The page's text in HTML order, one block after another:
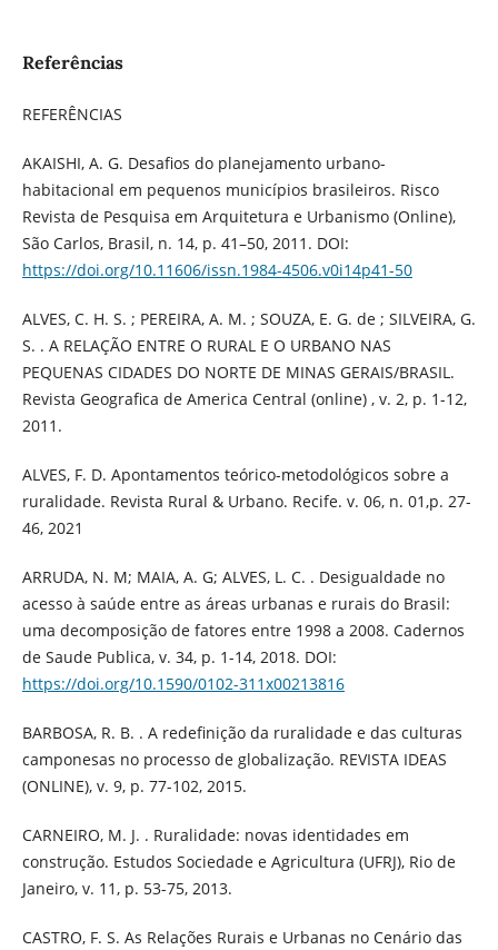
Referências
REFERÊNCIAS
AKAISHI, A. G. Desafios do planejamento urbano-
habitacional em pequenos municípios brasileiros. Risco
Revista de Pesquisa em Arquitetura e Urbanismo (Online),
São Carlos, Brasil, n. 14, p. 41–50, 2011. DOI:
https://doi.org/10.11606/issn.1984-4506.v0i14p41-50
ALVES, C. H. S. ; PEREIRA, A. M. ; SOUZA, E. G. de ; SILVEIRA, G.
S. . A RELAÇÃO ENTRE O RURAL E O URBANO NAS
PEQUENAS CIDADES DO NORTE DE MINAS GERAIS/BRASIL.
Revista Geografica de America Central (online) , v. 2, p. 1-12,
2011.
ALVES, F. D. Apontamentos teórico-metodológicos sobre a
ruralidade. Revista Rural & Urbano. Recife. v. 06, n. 01,p. 27-
46, 2021
ARRUDA, N. M; MAIA, A. G; ALVES, L. C. . Desigualdade no
acesso à saúde entre as áreas urbanas e rurais do Brasil:
uma decomposição de fatores entre 1998 a 2008. Cadernos
de Saude Publica, v. 34, p. 1-14, 2018. DOI:
https://doi.org/10.1590/0102-311x00213816
BARBOSA, R. B. . A redefinição da ruralidade e das culturas
camponesas no processo de globalização. REVISTA IDEAS
(ONLINE), v. 9, p. 77-102, 2015.
CARNEIRO, M. J. . Ruralidade: novas identidades em
construção. Estudos Sociedade e Agricultura (UFRJ), Rio de
Janeiro, v. 11, p. 53-75, 2013.
CASTRO, F. S. As Relações Rurais e Urbanas no Cenário das